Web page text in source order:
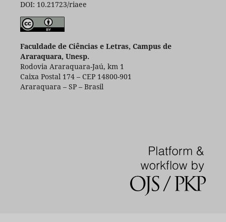
DOI: 10.21723/riaee
Faculdade de Ciências e Letras, Campus de
Araraquara, Unesp.
Rodovia Araraquara-Jaú, km 1
Caixa Postal 174 – CEP 14800-901
Araraquara – SP – Brasil